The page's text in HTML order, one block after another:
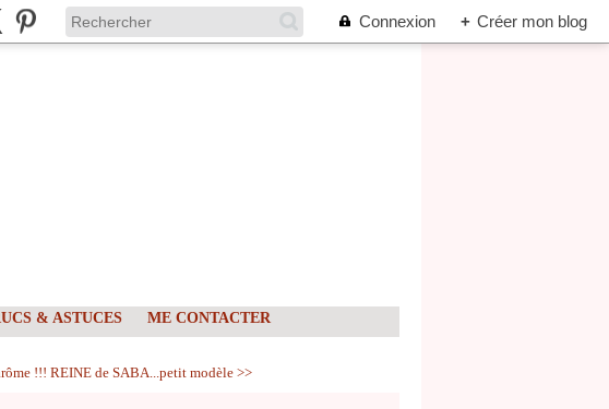
Connexion + Créer mon blog
& ASTUCES ME CONTACTER
!!! REINE de SABA...petit modèle >>